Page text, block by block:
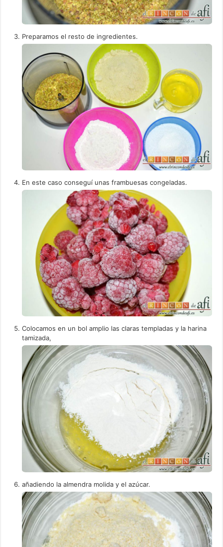
Preparamos el resto de ingredientes.
En este caso conseguí unas frambuesas congeladas.
Colocamos en un bol amplio las claras templadas y la harina
tamizada,
añadiendo la almendra molida y el azúcar.